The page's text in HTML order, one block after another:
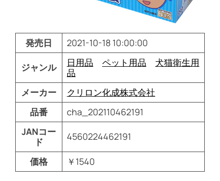
発売日 2021-10-18 10:00:00
ジャンル 日用品 ペット用品
犬猫衛生用
品
メーカー
クリロン化成株式会社
品番
cha_202110462191
JANコー
ド
4560224462191
価格 ￥1540